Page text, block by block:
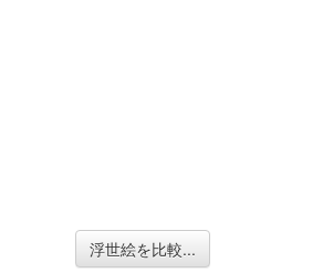
浮世絵を比較...